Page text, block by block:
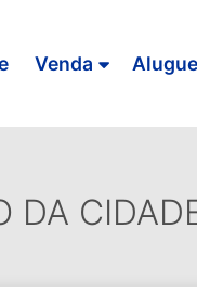
Venda
DA